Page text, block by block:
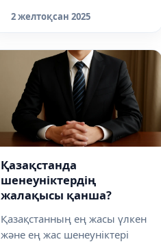
министрлі...
2 желтоқсан 2025
Қазақстанда
шенеуніктердің
жалақысы қанша?
Қазақстанның ең жасы үлкен
және ең жас шенеуніктері